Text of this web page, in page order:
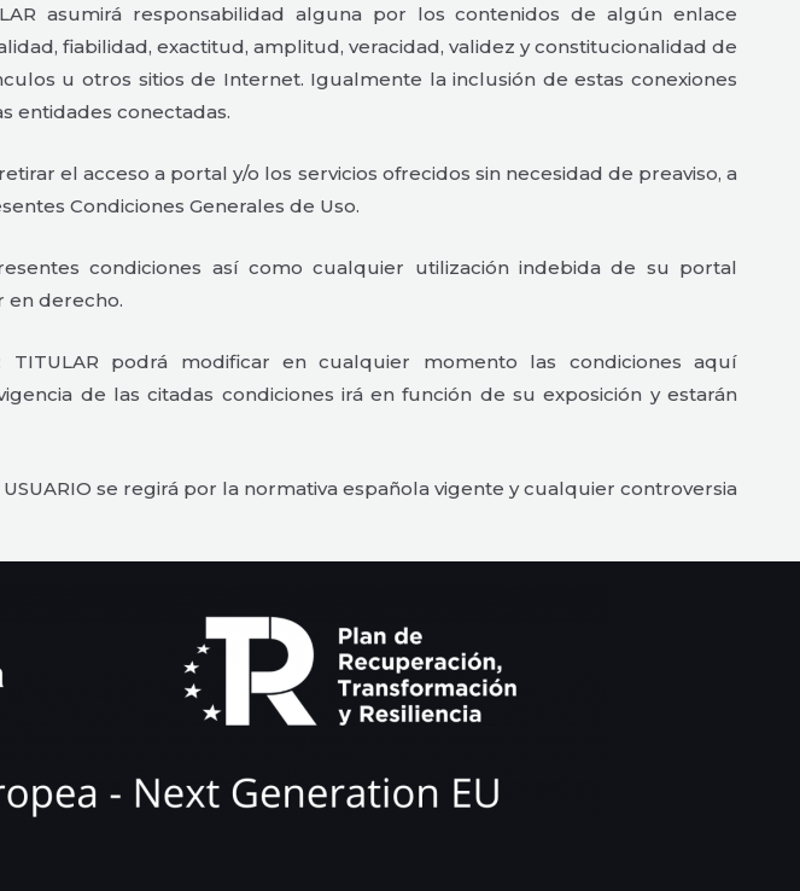
asumirá responsabilidad alguna por los contenidos de algún enlace
fiabilidad, exactitud, amplitud, veracidad, validez y constitucionalidad de
u otros sitios de Internet. Igualmente la inclusión de estas conexiones
entidades conectadas.
el acceso a portal y/o los servicios ofrecidos sin necesidad de preaviso, a
Condiciones Generales de Uso.
condiciones así como cualquier utilización indebida de su portal
en derecho.
TITULAR podrá modificar en cualquier momento las condiciones aquí
de las citadas condiciones irá en función de su exposición y estarán
USUARIO se regirá por la normativa española vigente y cualquier controversia